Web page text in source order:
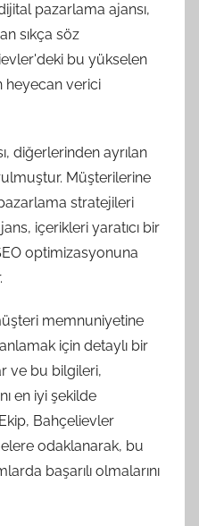
pazarlama ajansı,
sıkça söz
bu yükselen
heyecan verici
diğerlerinden ayrılan
Müşterilerine
stratejileri
içerikleri yaratıcı bir
optimizasyonuna
memnuniyetine
için detaylı bir
ve bu bilgileri,
en iyi şekilde
Bahçelievler
odaklanarak, bu
başarılı olmalarını